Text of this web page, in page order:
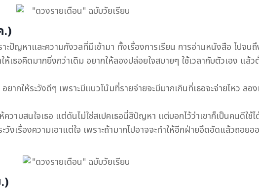
.)
ะปัญหาและความกังวลที่มีเข้ามา ทั้งเรื่องการเรียน การอ่านหนังสือ ไปจนถึ
ธอคิดมากยิ่งกว่าเดิม อยากให้ลองปล่อยใจสบายๆ ใช้เวลากับตัวเอง แล้
ยากให้ระวังดีๆ เพราะมีแนวโน้มที่รายจ่ายจะมีมากเกินที่เธอจะจ่ายไหว ล
วามสนใจเธอ แต่ดันไม่ใช่สเปคเธอนี่สิปัญหา แต่บอกไว้ว่าเขาก็เป็นคนดีใช้ไ
เรื่องความเอาแต่ใจ เพราะถ้ามากไปอาจจะทำให้อีกฝ่ายอึดอัดแล้วถอยอ